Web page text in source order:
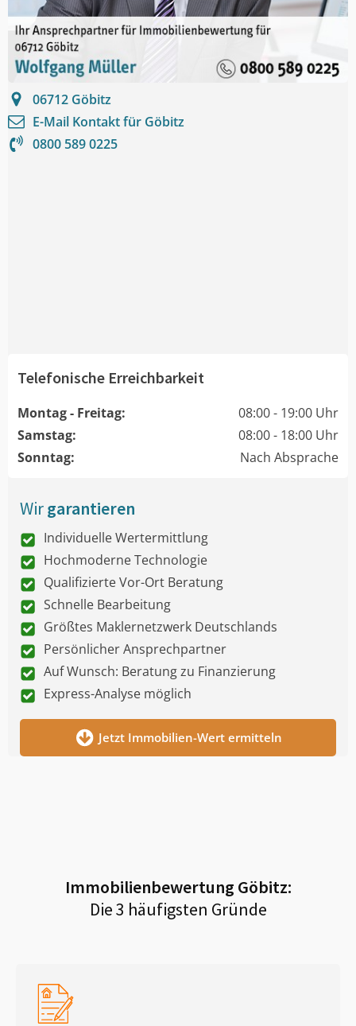
06712 Göbitz
E-Mail Kontakt für Göbitz
0800 589 0225
Telefonische Erreichbarkeit
Montag - Freitag:
08:00 - 19:00 Uhr
Samstag:
08:00 - 18:00 Uhr
Sonntag:
Nach Absprache
Wirgarantieren
Individuelle Wertermittlung
Hochmoderne Technologie
Qualifizierte Vor-Ort Beratung
Schnelle Bearbeitung
Größtes Maklernetzwerk Deutschlands
Persönlicher Ansprechpartner
Auf Wunsch: Beratung zu Finanzierung
Express-Analyse möglich
Jetzt Immobilien-Wert ermitteln
Immobilienbewertung Göbitz:
Die 3 häufigsten Gründe